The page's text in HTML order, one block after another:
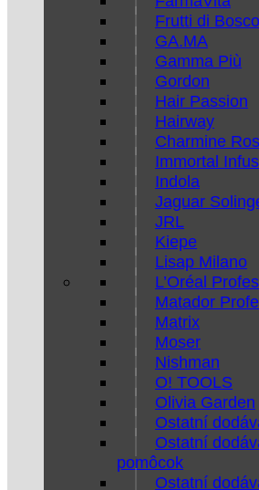
Frutti di Bosco
GA.MA
Gamma Più
Gordon
Hair Passion
Hairway
Charmine
Immortal
Indola
Jaguar
JRL
Kiepe
Lisap Milano
L’Oréal
Matador
Matrix
Moser
Nishman
O! TOOLS
Olivia Garden
Ostatní
Ostatní
pomôcok
Ostatní